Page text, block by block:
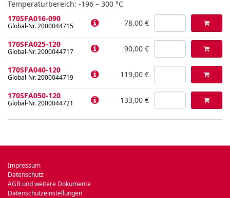
Temperaturbereich: -196 – 300 °C
170SFA016-090
Global-Nr. 2000044715 78,00 €
170SFA025-120
Global-Nr. 2000044717 90,00 €
170SFA040-120
Global-Nr. 2000044719 119,00 €
170SFA050-120
Global-Nr. 2000044721 133,00 €
Impressum
Datenschutz
AGB und weitere Dokumente
Datenschutzeinstellungen